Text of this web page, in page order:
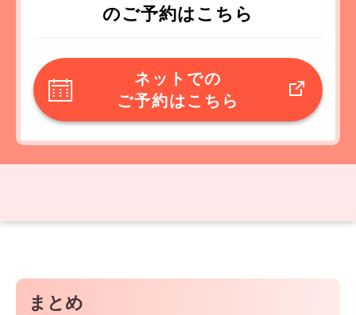
のご予約はこちら
ネットでの
ご予約はこちら
まとめ